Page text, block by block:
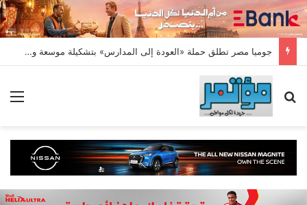
جوميا مصر تطلق حملة «العودة إلى المدارس» بتشكيلة موسعة وعروض يومية وخيارات دفع مرنة
بحث عن